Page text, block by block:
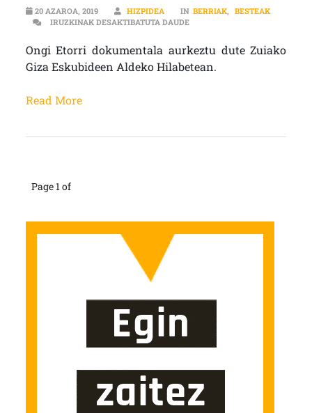
20 AZAROA, 2019 HIZPIDEA IN BERRIAK, BESTEAK
IRUZKINAK DESAKTIBATUTA DAUDEANABEL SANZ DEL POZO
Ongi Etorri dokumentala aurkeztu dute Zuiako
Giza Eskubideen Aldeko Hilabetean.
Read More
Page 1 of